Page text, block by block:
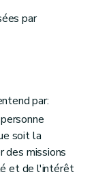
Gouvernement
finale
par
par:
soit la
des missions
et de l'intérêt